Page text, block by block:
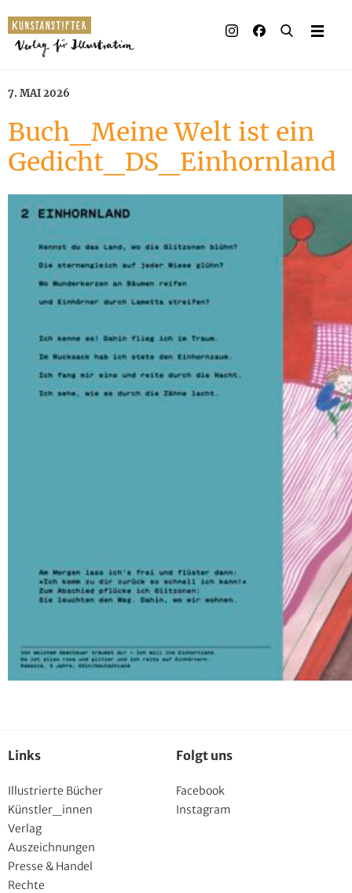
7. MAI 2026
Buch_Meine Welt ist ein
Gedicht_DS_Einhornland
Links
Illustrierte Bücher
Künstler_innen
Verlag
Auszeichnungen
Presse & Handel
Rechte
Folgt uns
Facebook
Instagram